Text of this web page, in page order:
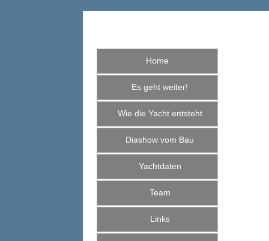
Home
Es geht weiter!
Wie die Yacht entsteht
Diashow vom Bau
Yachtdaten
Team
Links